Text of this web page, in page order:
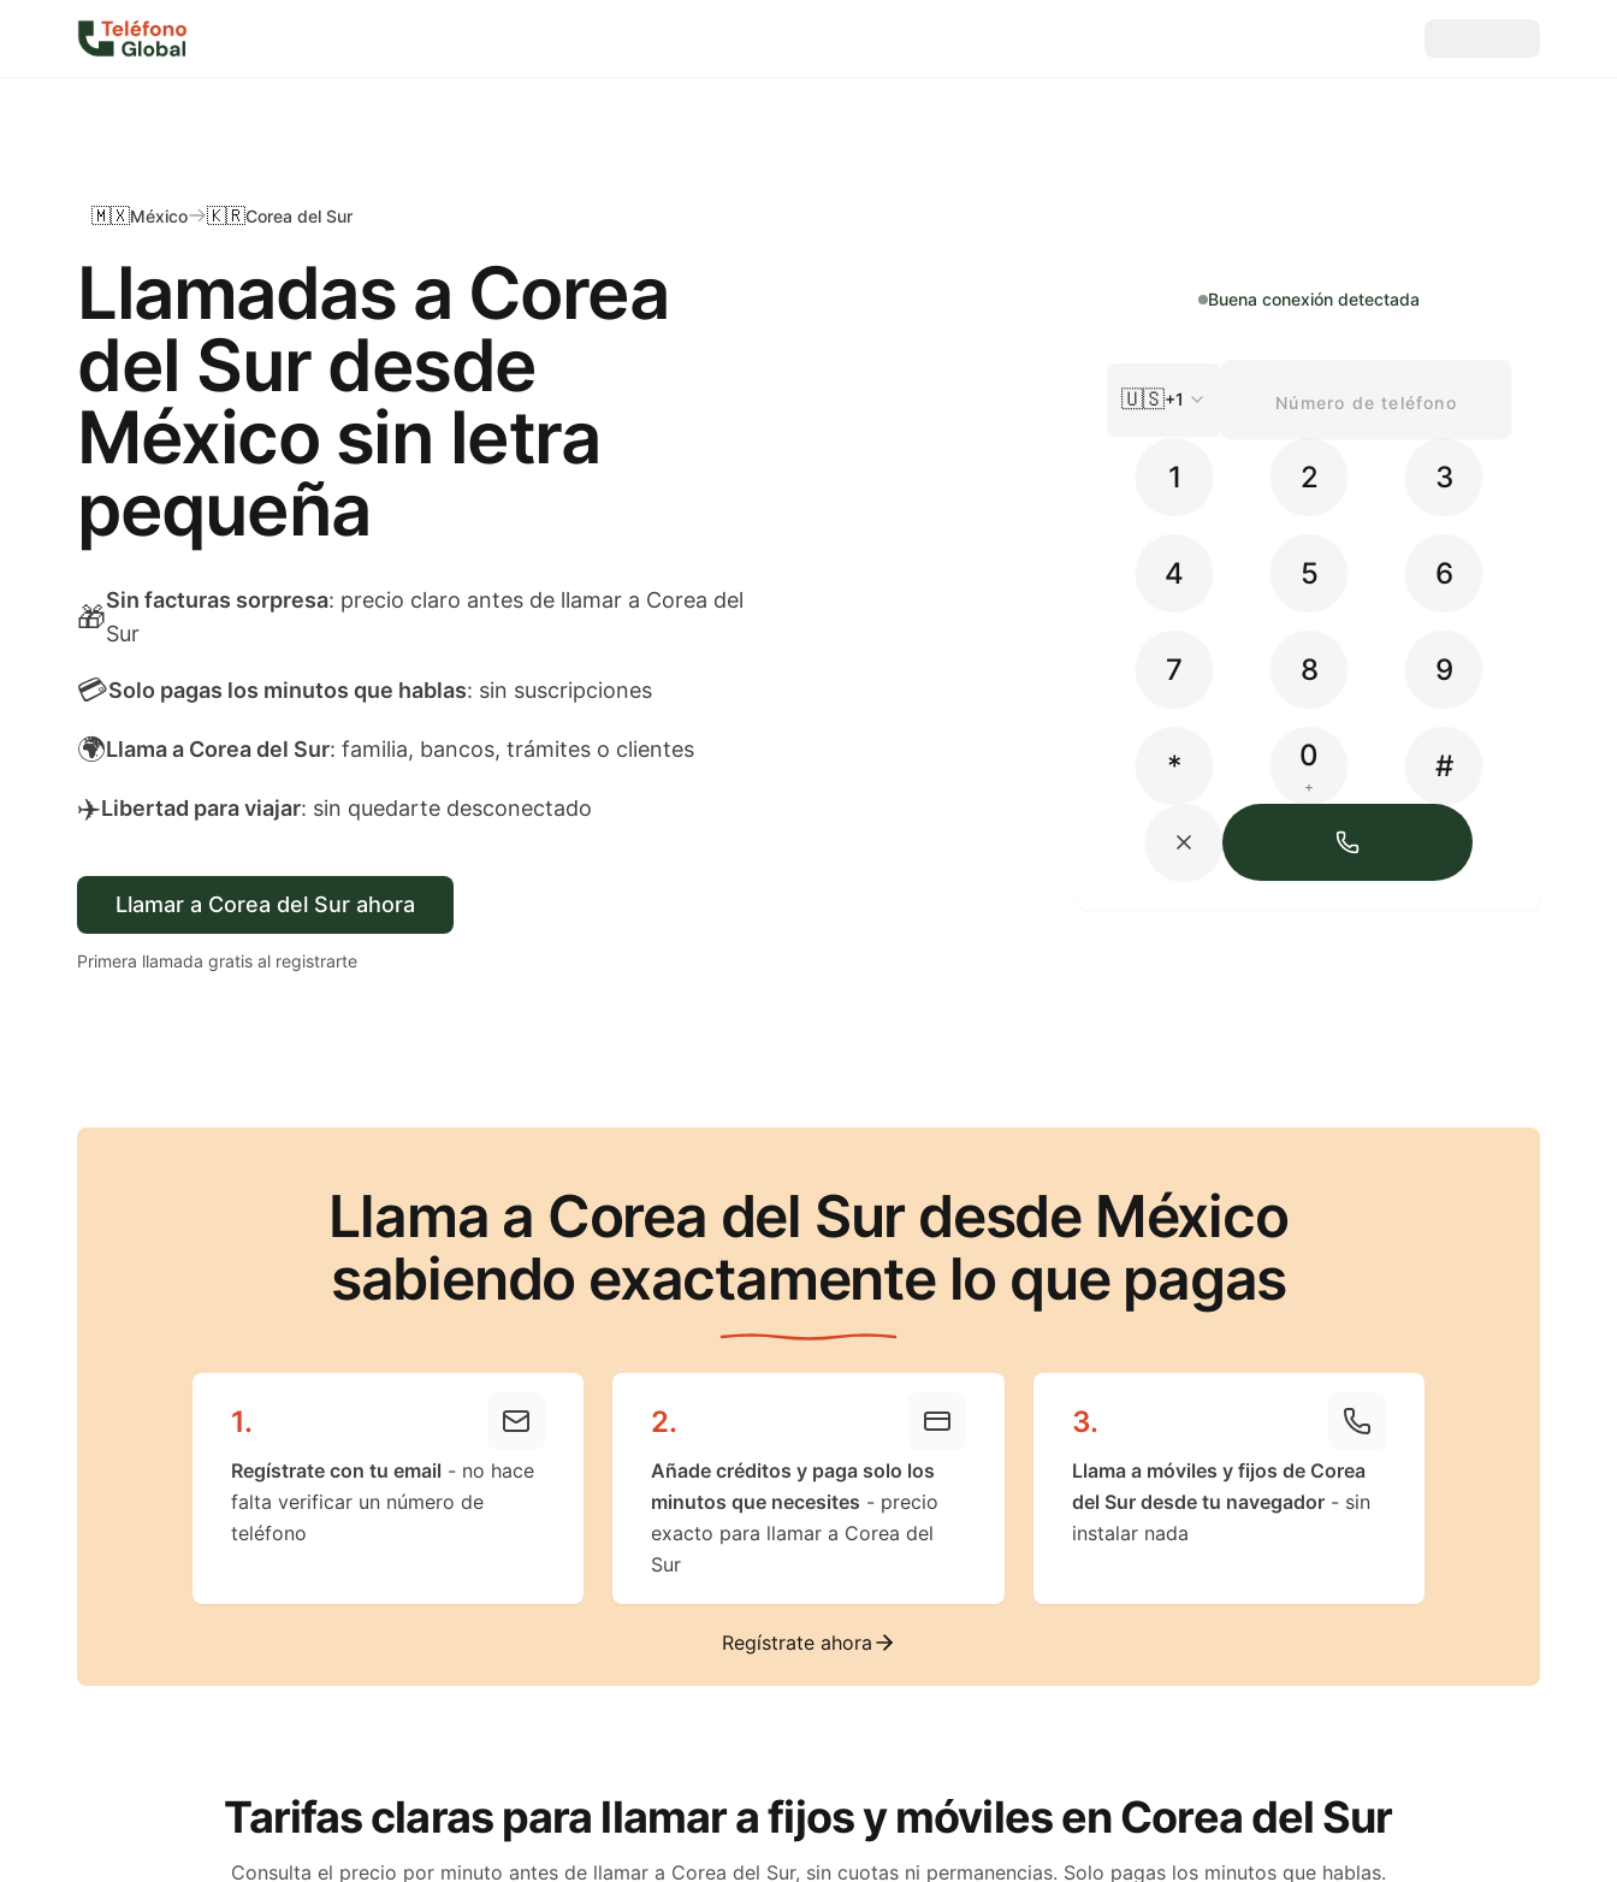
Llamadas a Corea
del Sur desde
México sin letra
pequeña
🇲🇽México 🇰🇷Corea del Sur
🎁Sin facturas sorpresa: precio claro antes de llamar a Corea del
Sur
💳Solo pagas los minutos que hablas: sin suscripciones
🌍Llama a Corea del Sur: familia, bancos, trámites o clientes
✈️Libertad para viajar: sin quedarte desconectado
Llamar a Corea del Sur ahora
Primera llamada gratis al registrarte
Buena conexión detectada
🇺🇸+1
1 2 3
4 5 6
7 8 9
* 0
+
#
Llama a Corea del Sur desde México
sabiendo exactamente lo que pagas
1.
Regístrate con tu email - no hace
falta verificar un número de
teléfono
2.
Añade créditos y paga solo los
minutos que necesites - precio
exacto para llamar a Corea del
Sur
3.
Llama a móviles y fijos de Corea
del Sur desde tu navegador- sin
instalar nada
Regístrate ahora
Tarifas claras para llamar a fijos y móviles enCorea del Sur
Consulta el precio por minuto antes de llamar a Corea del Sur, sin cuotas ni permanencias. Solo pagas los minutos que hablas.